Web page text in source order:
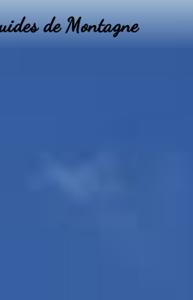
de Montagne